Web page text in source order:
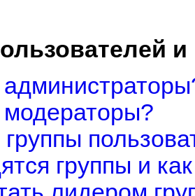
модераторы?
группы и